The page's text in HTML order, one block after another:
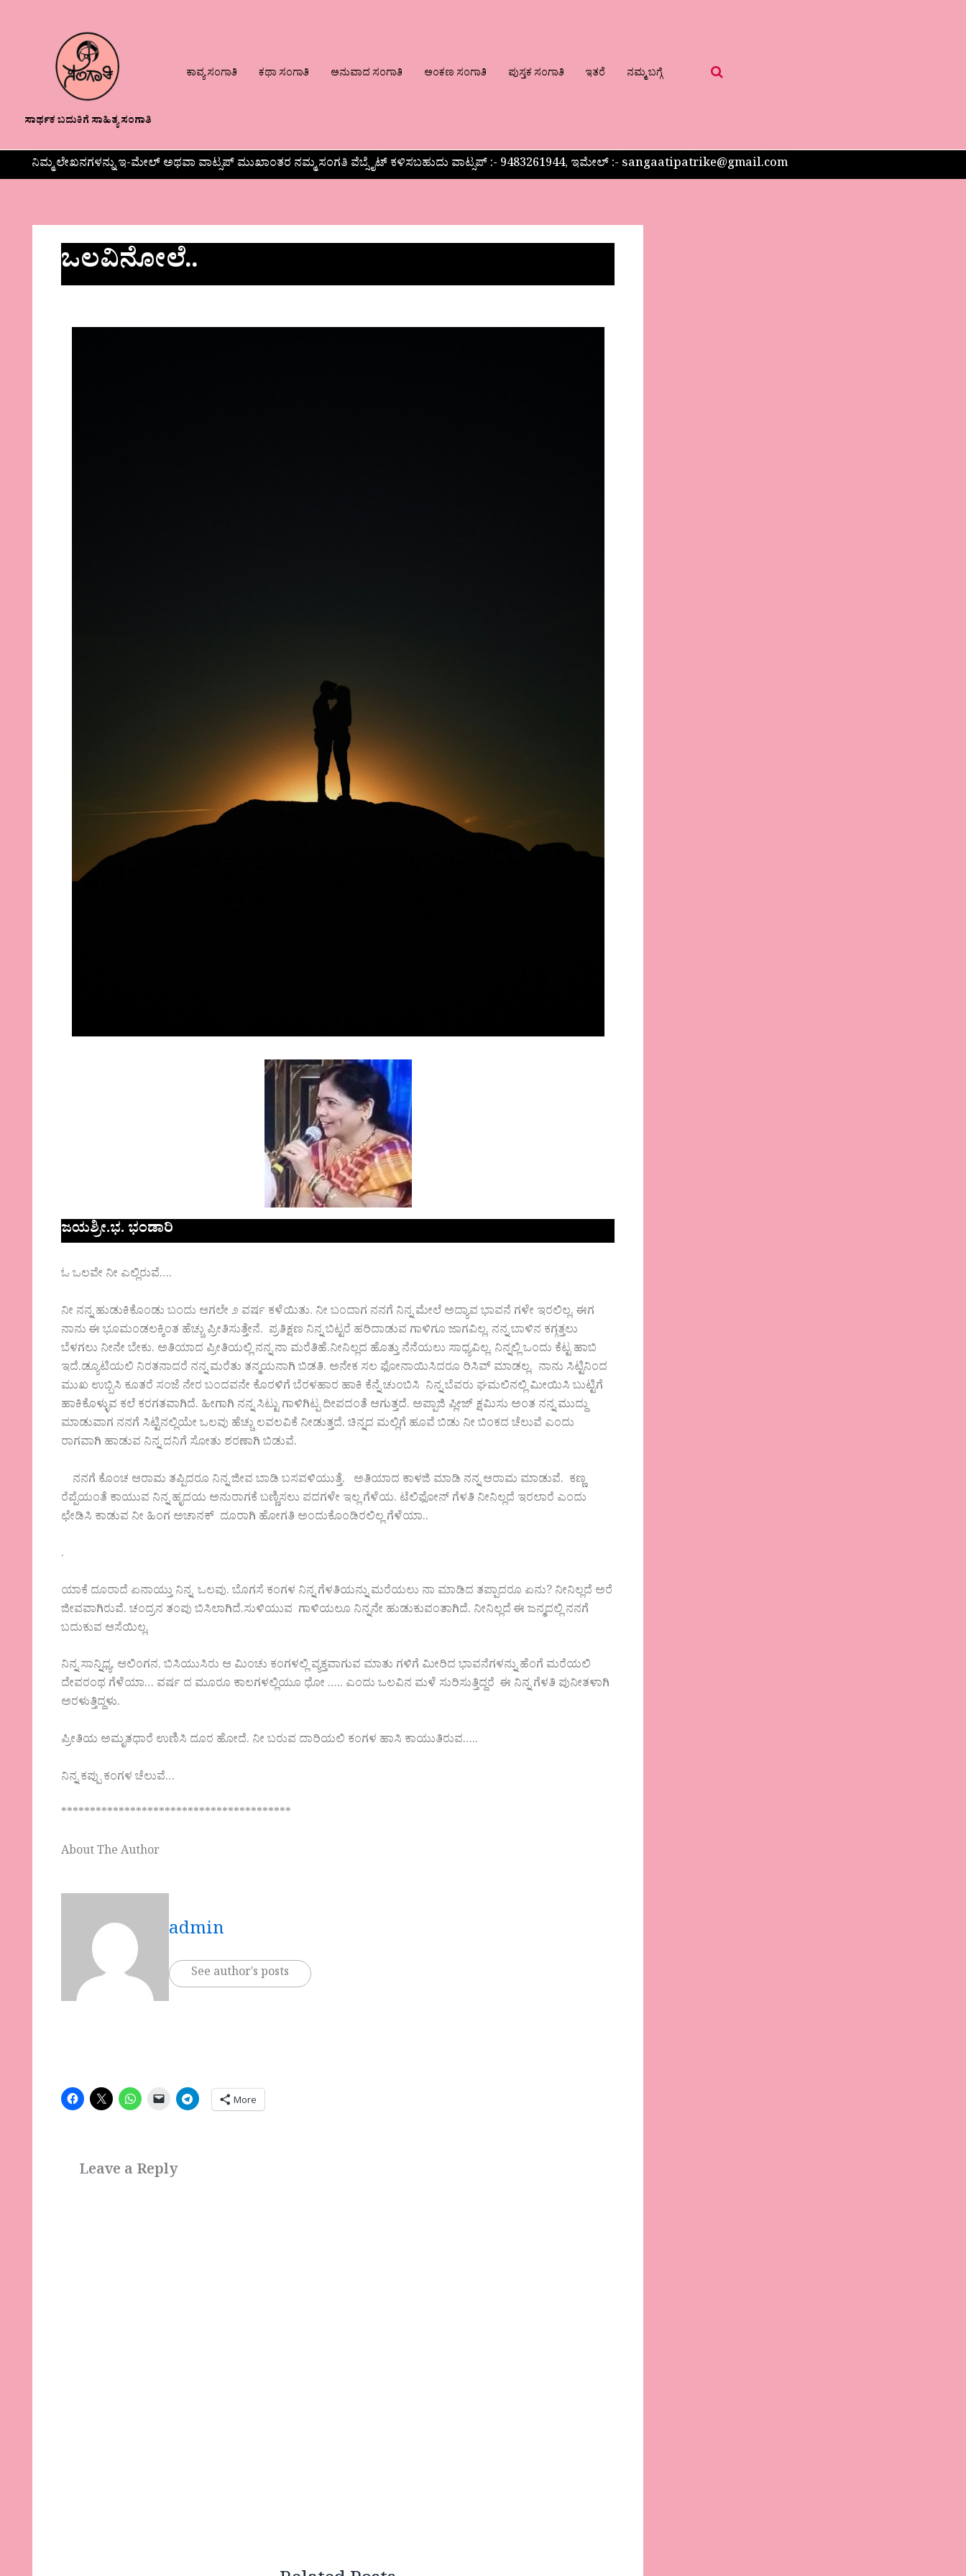
ಸಾರ್ಥಕ ಬದುಕಿಗೆ ಸಾಹಿತ್ಯ ಸಂಗಾತಿ
ಕಾವ್ಯ ಸಂಗಾತಿ ಕಥಾ ಸಂಗಾತಿ ಅನುವಾದ ಸಂಗಾತಿ ಅಂಕಣ ಸಂಗಾತಿ ಪುಸ್ತಕ ಸಂಗಾತಿ ಇತರೆ ನಮ್ಮ ಬಗ್ಗೆ
ನಿಮ್ಮ ಲೇಖನಗಳನ್ನು ಇ-ಮೇಲ್ ಅಥವಾ ವಾಟ್ಸಪ್ ಮುಖಾಂತರ ನಮ್ಮ ಸಂಗತಿ ವೆಬ್ಸೈಟ್ ಕಳಿಸಬಹುದು ವಾಟ್ಸಪ್‌ :- 9483261944, ಇಮೇಲ್ :- sangaatipatrike@gmail.com
ಒಲವಿನೋಲೆ..
ಜಯಶ್ರೀ.ಭ. ಭಂಡಾರಿ
ಓ ಒಲವೇ ನೀ ಎಲ್ಲಿರುವೆ….
ನೀ ನನ್ನ ಹುಡುಕಿಕೊಂಡು ಬಂದು ಆಗಲೇ ೨ ವರ್ಷ ಕಳೆಯಿತು. ನೀ ಬಂದಾಗ ನನಗೆ ನಿನ್ನ ಮೇಲೆ ಅದ್ಯಾವ ಭಾವನೆ ಗಳೇ ಇರಲಿಲ್ಲ. ಈಗ
ನಾನು ಈ ಭೂಮಂಡಲಕ್ಕಿಂತ ಹೆಚ್ಚು ಪ್ರೀತಿಸುತ್ತೇನೆ. ಪ್ರತಿಕ್ಷಣ ನಿನ್ನ ಬಿಟ್ಟರೆ ಹರಿದಾಡುವ ಗಾಳಿಗೂ ಜಾಗವಿಲ್ಲ. ನನ್ನ ಬಾಳಿನ ಕಗ್ಗತ್ತಲು
ಬೆಳಗಲು ನೀನೇ ಬೇಕು. ಅತಿಯಾದ ಪ್ರೀತಿಯಲ್ಲಿ ನನ್ನ ನಾ ಮರೆತಿಹೆ.ನೀನಿಲ್ಲದ ಹೊತ್ತು ನೆನೆಯಲು ಸಾಧ್ಯವಿಲ್ಲ. ನಿನ್ನಲ್ಲಿ ಒಂದು ಕೆಟ್ಟ ಹಾಬಿ
ಇದೆ.ಡ್ಯೂಟಿಯಲಿ ನಿರತನಾದರೆ ನನ್ನ ಮರೆತು ತನ್ಮಯನಾಗಿ ಬಿಡತಿ. ಅನೇಕ ಸಲ ಫೋನಾಯಿಸಿದರೂ ರಿಸಿವ್ ಮಾಡಲ್ಲ. ನಾನು ಸಿಟ್ಟಿನಿಂದ
ಮುಖ ಉಬ್ಬಿಸಿ ಕೂತರೆ ಸಂಜೆ ನೇರ ಬಂದವನೇ ಕೊರಳಿಗೆ ಬೆರಳಹಾರ ಹಾಕಿ ಕೆನ್ನೆ ಚುಂಬಿಸಿ ನಿನ್ನ ಬೆವರು ಘಮಲಿನಲ್ಲಿ ಮೀಯಿಸಿ ಬುಟ್ಟಿಗೆ
ಹಾಕಿಕೊಳ್ಳುವ ಕಲೆ ಕರಗತವಾಗಿದೆ. ಹೀಗಾಗಿ ನನ್ನ‌ ಸಿಟ್ಟು ಗಾಳಿಗಿಟ್ಪ ದೀಪದಂತೆ ಆಗುತ್ತದೆ. ಅಪ್ಪಾಜಿ ಪ್ಲೀಜ್ ಕ್ಷಮಿಸು ಅಂತ ನನ್ನ ಮುದ್ದು
ಮಾಡುವಾಗ ನನಗೆ ಸಿಟ್ಟಿನಲ್ಲಿಯೇ ಒಲವು ಹೆಚ್ಚು ಲವಲವಿಕೆ ನೀಡುತ್ತದೆ. ಚಿನ್ನದ ಮಲ್ಲಿಗೆ ಹೂವೆ ಬಿಡು ನೀ ಬಿಂಕದ ಚೆಲುವೆ ಎಂದು
ರಾಗವಾಗಿ ಹಾಡುವ ನಿನ್ನ ದನಿಗೆ ಸೋತು ಶರಣಾಗಿ ಬಿಡುವೆ.
ನನಗೆ ಕೊಂಚ ಆರಾಮ ತಪ್ಪಿದರೂ ನಿನ್ನ ಜೀವ ಬಾಡಿ ಬಸವಳಿಯುತ್ತೆ. ಅತಿಯಾದ ಕಾಳಜಿ ಮಾಡಿ ನನ್ನ ಆರಾಮ ಮಾಡುವೆ. ಕಣ್ಣ
ರೆಪ್ಪೆಯಂತೆ ಕಾಯುವ ನಿನ್ನ ಹೃದಯ ಅನುರಾಗಕೆ ಬಣ್ಣಿಸಲು ಪದಗಳೇ ಇಲ್ಲ ಗೆಳೆಯ. ಟೆಲಿಫೋನ್ ಗೆಳತಿ ನೀನಿಲ್ಲದೆ ಇರಲಾರೆ ಎಂದು
ಛೇಡಿಸಿ ಕಾಡುವ ನೀ ಹಿಂಗ ಅಚಾನಕ್ ದೂರಾಗಿ ಹೋಗತಿ ಅಂದುಕೊಂಡಿರಲಿಲ್ಲ ಗೆಳೆಯಾ..
.
ಯಾಕೆ ‌ದೂರಾದೆ ಏನಾಯ್ತು ನಿನ್ನ ಒಲವು. ಬೊಗಸೆ ಕಂಗಳ ನಿನ್ನ ಗೆಳತಿಯನ್ನು ಮರೆಯಲು ನಾ ಮಾಡಿದ ತಪ್ಪಾದರೂ ಏನು? ನೀನಿಲ್ಲದೆ ಅರೆ
ಜೀವವಾಗಿರುವೆ. ಚಂದ್ರನ ತಂಪು ಬಿಸಿಲಾಗಿದೆ.ಸುಳಿಯುವ ಗಾಳಿಯಲೂ ನಿನ್ನನೇ ಹುಡುಕುವಂತಾಗಿದೆ. ನೀನಿಲ್ಲದೆ ಈ ಜನ್ಮದಲ್ಲಿ ನನಗೆ
ಬದುಕುವ ಆಸೆಯಿಲ್ಲ.
ನಿನ್ನ ಸಾನ್ನಿಧ್ಯ, ಆಲಿಂಗನ, ಬಿಸಿಯುಸಿರು ಆ ಮಿಂಚು ಕಂಗಳಲ್ಲಿ ವ್ಯಕ್ತವಾಗುವ ಮಾತು ಗಳಿಗೆ ಮೀರಿದ ಭಾವನೆಗಳನ್ನು ಹೆಂಗೆ ಮರೆಯಲಿ
ದೇವರಂಥ ಗೆಳೆಯಾ… ವರ್ಷ ದ ಮೂರೂ ಕಾಲಗಳಲ್ಲಿಯೂ ಧೋ ….. ಎಂದು ಒಲವಿನ ಮಳೆ ಸುರಿಸುತ್ತಿದ್ದರೆ ಈ ನಿನ್ನ ಗೆಳತಿ ಪುನೀತಳಾಗಿ
ಅರಳುತ್ತಿದ್ದಳು.
ಪ್ರೀತಿಯ ಅಮೃತಧಾರೆ ಉಣಿ‌ಸಿ ದೂರ ಹೋದೆ. ನೀ ಬರುವ ದಾರಿಯಲಿ ಕಂಗಳ ಹಾಸಿ ಕಾಯುತಿರುವ…..
ನಿನ್ನ ಕಪ್ಪು ಕಂಗಳ ಚೆಲುವೆ…
****************************************
About The Author
admin
See author's posts
More
Leave a Reply